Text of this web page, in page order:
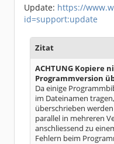
Update: https://
id=support:update
Zitat
ACHTUNG Kopiere
Programmversion
Da einige
im Dateinamen
überschrieben
parallel in mehreren
anschliessend zu
Fehlern beim